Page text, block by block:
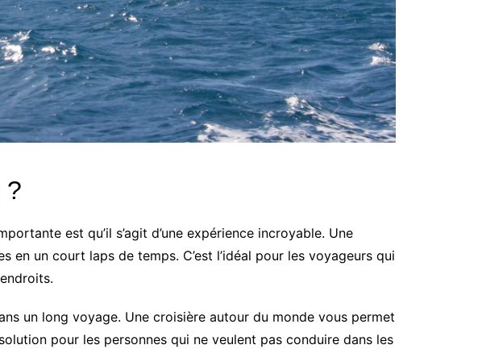
?
est qu’il s’agit d’une expérience incroyable. Une
un court laps de temps. C’est l’idéal pour les voyageurs qui
un long voyage. Une croisière autour du monde vous permet
pour les personnes qui ne veulent pas conduire dans les